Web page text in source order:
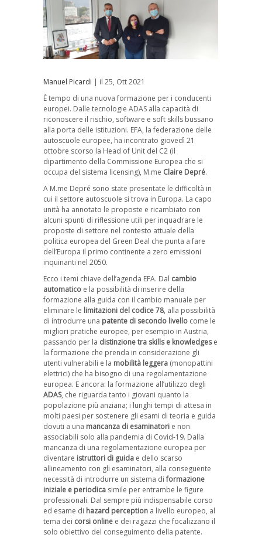
Manuel Picardi | il 25, Ott 2021
È tempo di una nuova formazione per i conducenti
europei. Dalle tecnologie ADAS alla capacità di
riconoscere il rischio, software e soft skills bussano
alla porta delle istituzioni. EFA, la federazione delle
autoscuole europee, ha incontrato giovedì 21
ottobre scorso la Head of Unit del C2 (il
dipartimento della Commissione Europea che si
occupa del sistema licensing), M.me Claire Depré.
A M.me Depré sono state presentate le difficoltà in
cui il settore autoscuole si trova in Europa. La capo
unità ha annotato le proposte e ricambiato con
alcuni spunti di riflessione utili per inquadrare le
proposte di settore nel contesto attuale della
politica europea del Green Deal che punta a fare
dell’Europa il primo continente a zero emissioni
inquinanti nel 2050.
Ecco i temi chiave dell’agenda EFA. Dal cambio
automatico e la possibilità di inserire della
formazione alla guida con il cambio manuale per
eliminare le limitazioni del codice 78, alla possibilità
di introdurre una patente di secondo livello come le
migliori pratiche europee, per esempio in Austria,
passando per la distinzione tra skills e knowledgese
la formazione che prenda in considerazione gli
utenti vulnerabili e la mobilità leggera (monopattini
elettrici) che ha bisogno di una regolamentazione
europea. E ancora: la formazione all’utilizzo degli
ADAS, che riguarda tanto i giovani quanto la
popolazione più anziana; i lunghi tempi di attesa in
molti paesi per sostenere gli esami di teoria e guida
dovuti a una mancanza di esaminatori e non
associabili solo alla pandemia di Covid-19. Dalla
mancanza di una regolamentazione europea per
diventare istruttori di guida e dello scarso
allineamento con gli esaminatori, alla conseguente
necessità di introdurre un sistema diformazione
iniziale e periodica simile per entrambe le figure
professionali. Dal sempre più indispensabile corso
ed esame di hazard perception a livello europeo, al
tema dei corsi online e dei ragazzi che focalizzano il
solo obiettivo del conseguimento della patente.